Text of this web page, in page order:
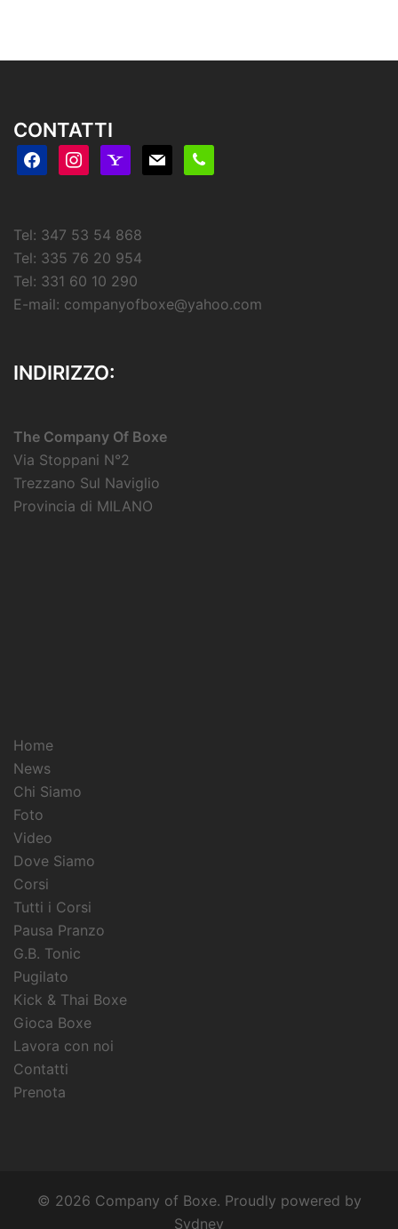
CONTATTI
facebookinstagram
yahoo mail phone
Tel: 347 53 54 868
Tel: 335 76 20 954
Tel: 331 60 10 290
E-mail: companyofboxe@yahoo.com
INDIRIZZO:
The Company Of Boxe
Via Stoppani N°2
Trezzano Sul Naviglio
Provincia di MILANO
Home
News
Chi Siamo
Foto
Video
Dove Siamo
Corsi
Tutti i Corsi
Pausa Pranzo
G.B. Tonic
Pugilato
Kick & Thai Boxe
Gioca Boxe
Lavora con noi
Contatti
Prenota
© 2026 Company of Boxe. Proudly powered by
Sydney